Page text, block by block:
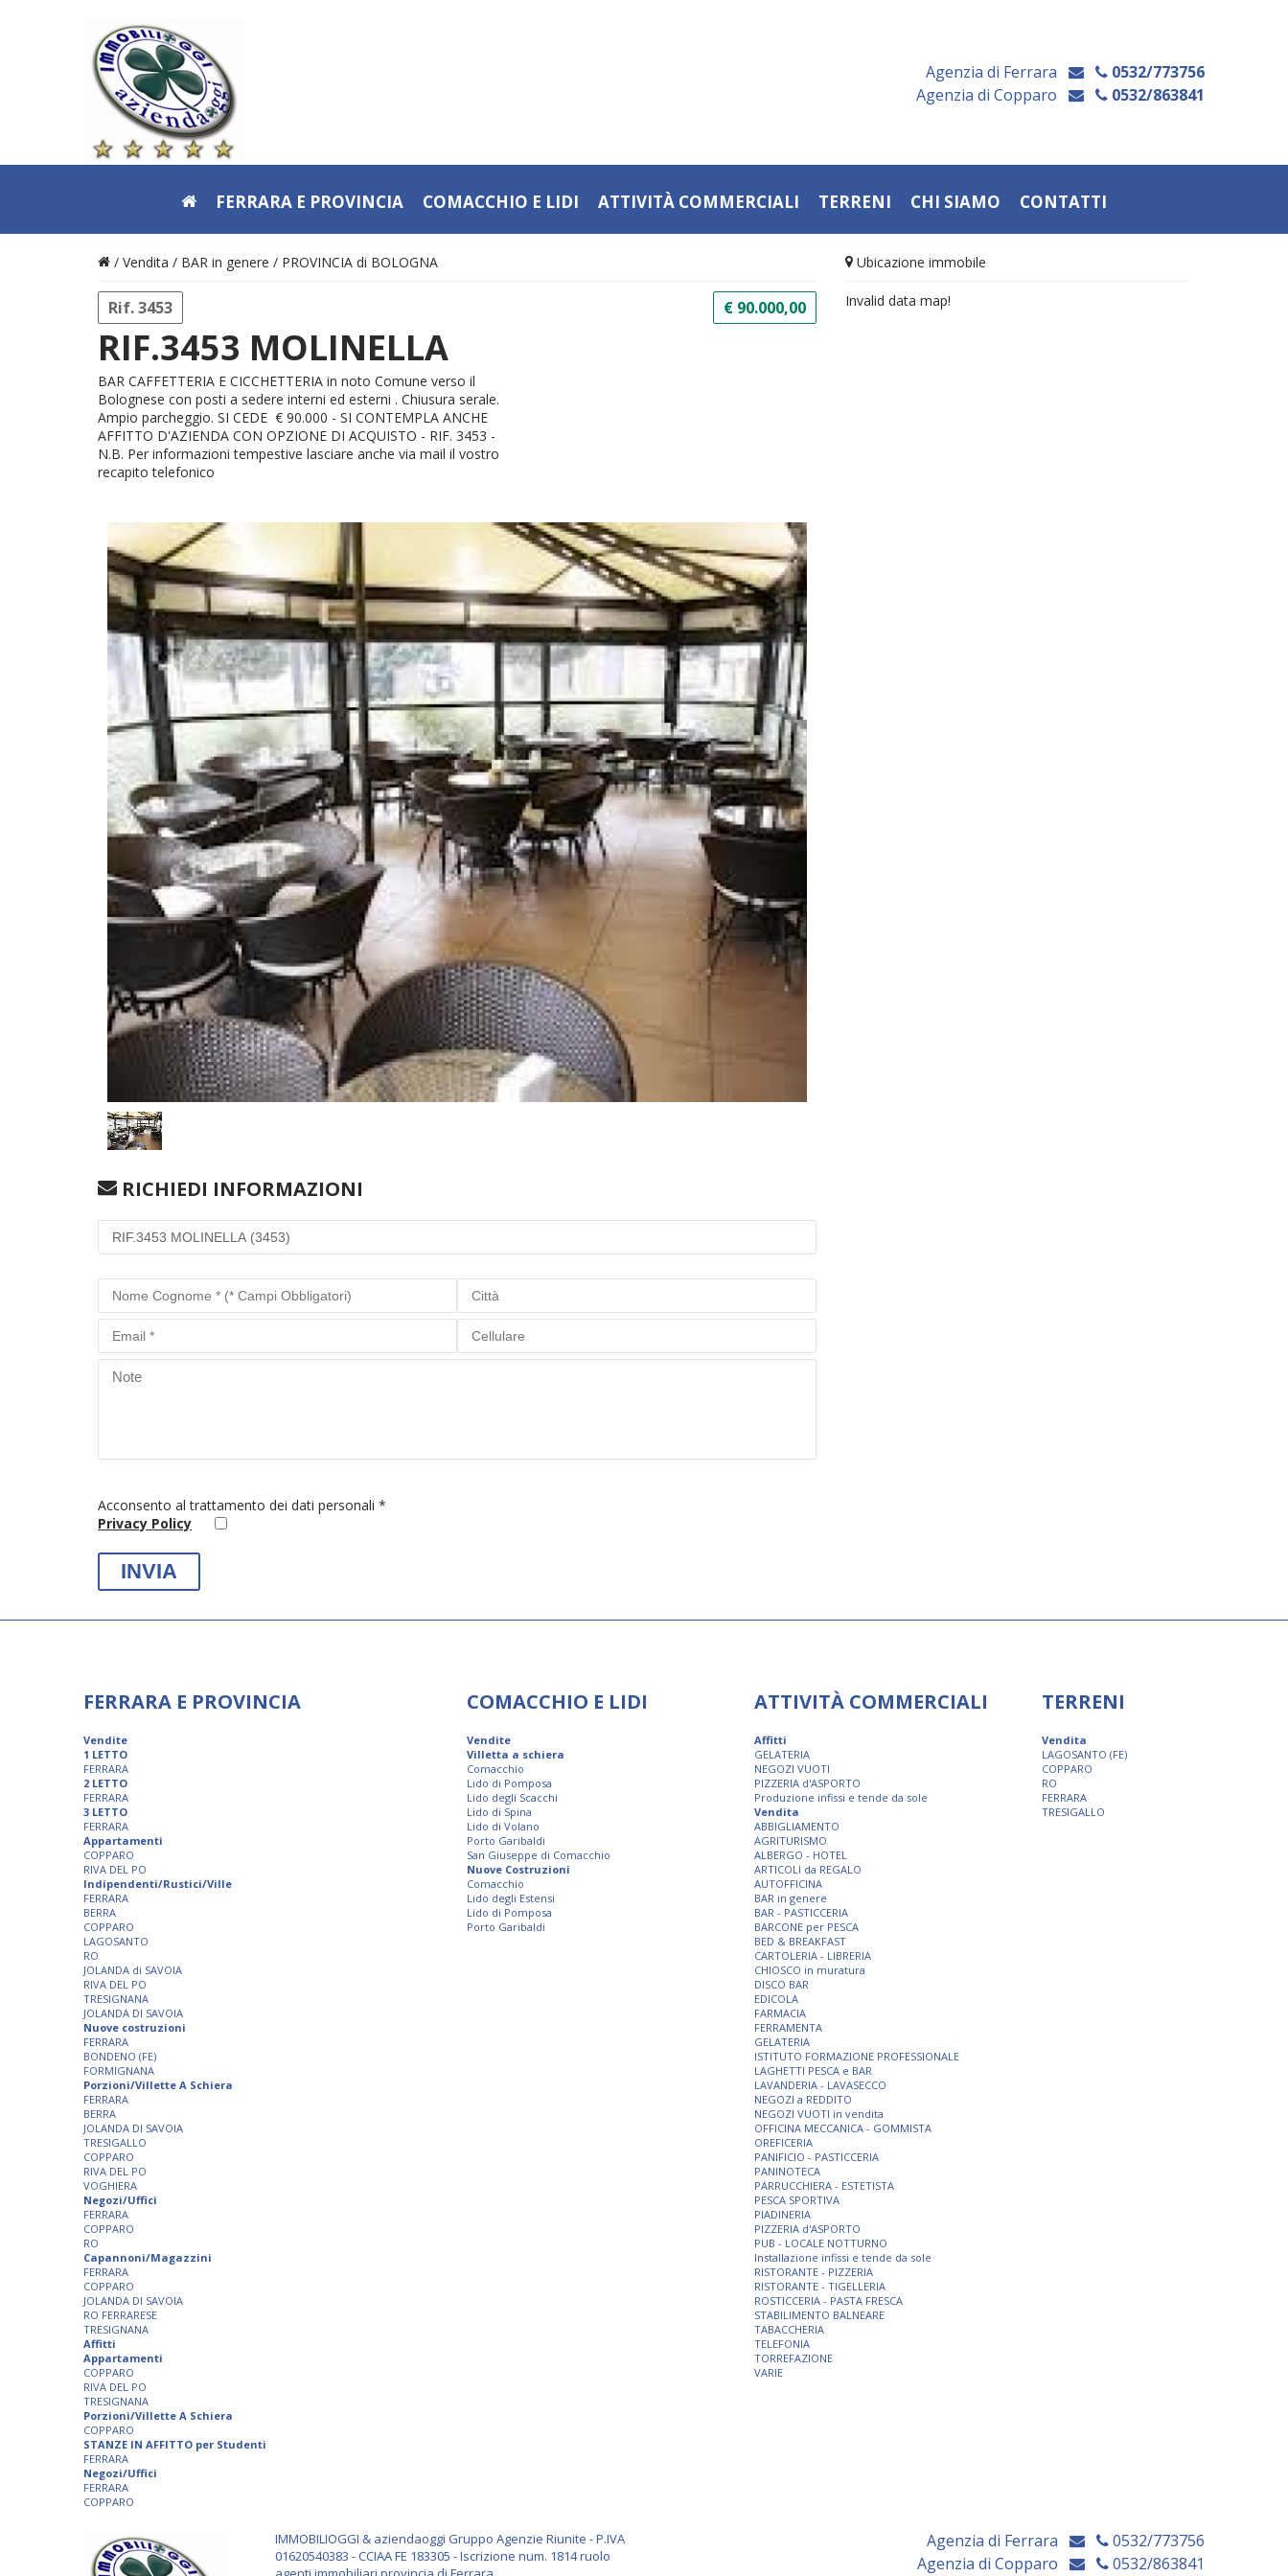
Agenzia di Ferrara
0532/773756
Agenzia di Copparo
0532/863841
FERRARA E PROVINCIA COMACCHIO E LIDI ATTIVITÀ COMMERCIALI TERRENI CHI SIAMO CONTATTI
/ Vendita / BAR in genere / PROVINCIA di BOLOGNA
Rif. 3453 € 90.000,00
RIF.3453 MOLINELLA
BAR CAFFETTERIA E CICCHETTERIA in noto Comune verso il
Bolognese con posti a sedere interni ed esterni . Chiusura serale.
Ampio parcheggio. SI CEDE € 90.000 - SI CONTEMPLA ANCHE
AFFITTO D'AZIENDA CON OPZIONE DI ACQUISTO - RIF. 3453 -
N.B. Per informazioni tempestive lasciare anche via mail il vostro
recapito telefonico
RICHIEDI INFORMAZIONI
Acconsento al trattamento dei dati personali *
Privacy Policy
Ubicazione immobile
Invalid data map!
FERRARA E PROVINCIA
Vendite
1 LETTO
FERRARA
2 LETTO
FERRARA
3 LETTO
FERRARA
Appartamenti
COPPARO
RIVA DEL PO
Indipendenti/Rustici/Ville
FERRARA
BERRA
COPPARO
LAGOSANTO
RO
JOLANDA di SAVOIA
RIVA DEL PO
TRESIGNANA
JOLANDA DI SAVOIA
Nuove costruzioni
FERRARA
BONDENO (FE)
FORMIGNANA
Porzioni/Villette A Schiera
FERRARA
BERRA
JOLANDA DI SAVOIA
TRESIGALLO
COPPARO
RIVA DEL PO
VOGHIERA
Negozi/Uffici
FERRARA
COPPARO
RO
Capannoni/Magazzini
FERRARA
COPPARO
JOLANDA DI SAVOIA
RO FERRARESE
TRESIGNANA
Affitti
Appartamenti
COPPARO
RIVA DEL PO
TRESIGNANA
Porzioni/Villette A Schiera
COPPARO
STANZE IN AFFITTO per Studenti
FERRARA
Negozi/Uffici
FERRARA
COPPARO
COMACCHIO E LIDI
Vendite
Villetta a schiera
Comacchio
Lido di Pomposa
Lido degli Scacchi
Lido di Spina
Lido di Volano
Porto Garibaldi
San Giuseppe di Comacchio
Nuove Costruzioni
Comacchio
Lido degli Estensi
Lido di Pomposa
Porto Garibaldi
ATTIVITÀ COMMERCIALI
Affitti
GELATERIA
NEGOZI VUOTI
PIZZERIA d'ASPORTO
Produzione infissi e tende da sole
Vendita
ABBIGLIAMENTO
AGRITURISMO
ALBERGO - HOTEL
ARTICOLI da REGALO
AUTOFFICINA
BAR in genere
BAR - PASTICCERIA
BARCONE per PESCA
BED & BREAKFAST
CARTOLERIA - LIBRERIA
CHIOSCO in muratura
DISCO BAR
EDICOLA
FARMACIA
FERRAMENTA
GELATERIA
ISTITUTO FORMAZIONE PROFESSIONALE
LAGHETTI PESCA e BAR
LAVANDERIA - LAVASECCO
NEGOZI a REDDITO
NEGOZI VUOTI in vendita
OFFICINA MECCANICA - GOMMISTA
OREFICERIA
PANIFICIO - PASTICCERIA
PANINOTECA
PARRUCCHIERA - ESTETISTA
PESCA SPORTIVA
PIADINERIA
PIZZERIA d'ASPORTO
PUB - LOCALE NOTTURNO
Installazione infissi e tende da sole
RISTORANTE - PIZZERIA
RISTORANTE - TIGELLERIA
ROSTICCERIA - PASTA FRESCA
STABILIMENTO BALNEARE
TABACCHERIA
TELEFONIA
TORREFAZIONE
VARIE
TERRENI
Vendita
LAGOSANTO (FE)
COPPARO
RO
FERRARA
TRESIGALLO
IMMOBILIOGGI & aziendaoggi Gruppo Agenzie Riunite - P.IVA
01620540383 - CCIAA FE 183305 - Iscrizione num. 1814 ruolo
Agenzia di Ferrara
0532/773756
Agenzia di Copparo
0532/863841